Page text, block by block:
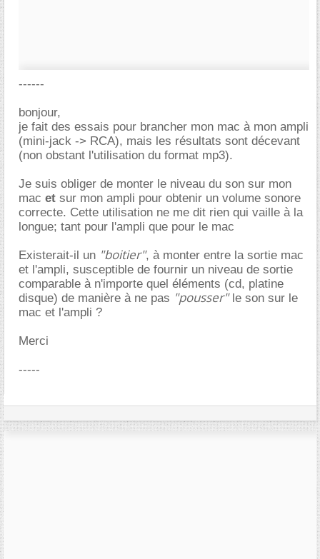
------
bonjour,
je fait des essais pour brancher mon mac à mon ampli
(mini-jack -> RCA), mais les résultats sont décevant
(non obstant l'utilisation du format mp3).
Je suis obliger de monter le niveau du son sur mon
mac et sur mon ampli pour obtenir un volume sonore
correcte. Cette utilisation ne me dit rien qui vaille à la
longue; tant pour l'ampli que pour le mac
Existerait-il un "boitier", à monter entre la sortie mac
et l'ampli, susceptible de fournir un niveau de sortie
comparable à n'importe quel éléments (cd, platine
disque) de manière à ne pas "pousser"le son sur le
mac et l'ampli ?
Merci
-----